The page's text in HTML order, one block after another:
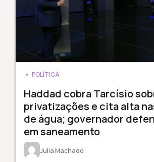
POLÍTICA
Haddad cobra Tarcísio
privatizações e cita alta
de água; governador
em saneamento
Julia Machado